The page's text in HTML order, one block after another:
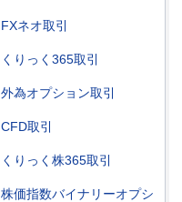
FXネオ取引
くりっく365取引
外為オプション取引
CFD取引
くりっく株365取引
株価指数バイナリーオプシ